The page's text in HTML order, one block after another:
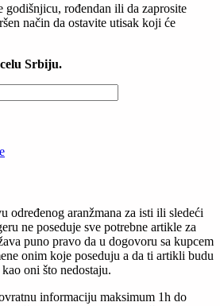
godišnjicu, rođendan ili da zaprosite
način da ostavite utisak koji će
Srbiju.
određenog aranžmana za isti ili sledeći
ne poseduje sve potrebne artikle za
puno pravo da u dogovoru sa kupcem
onim koje poseduju a da ti artikli budu
oni što nedostaju.
informaciju maksimum 1h do